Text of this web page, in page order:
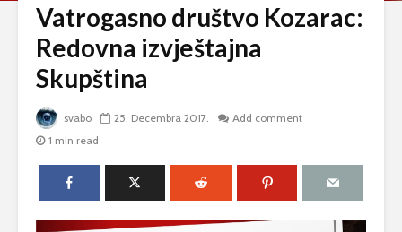
Vatrogasno društvo Kozarac:
Redovna izvještajna
Skupština
svabo 25. Decembra 2017.
Add comment
1 min read